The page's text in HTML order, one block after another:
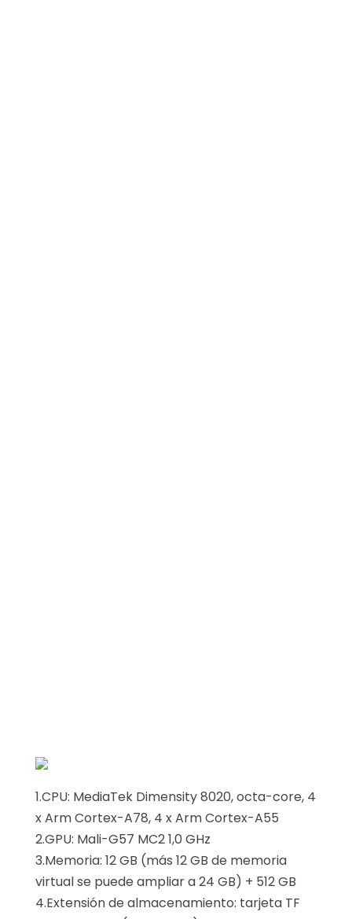
1.CPU: MediaTek Dimensity 8020, octa-core, 4
x Arm Cortex-A78, 4 x Arm Cortex-A55
2.GPU: Mali-G57 MC2 1,0 GHz
3.Memoria: 12 GB (más 12 GB de memoria
virtual se puede ampliar a 24 GB) + 512 GB
4.Extensión de almacenamiento: tarjeta TF